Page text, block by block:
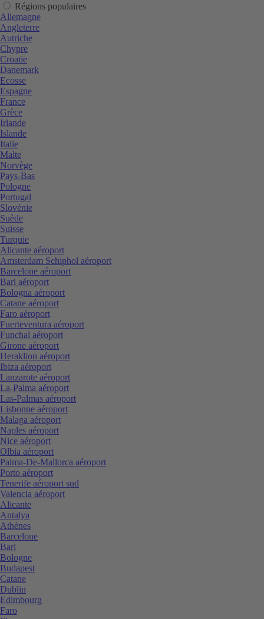
Régions populaires
Allemagne
Angleterre
Autriche
Chypre
Croatie
Danemark
Ecosse
Espagne
France
Grèce
Irlande
Islande
Italie
Malte
Norvège
Pays-Bas
Pologne
Portugal
Slovénie
Suède
Suisse
Turquie
Alicante aéroport
Amsterdam Schiphol aéroport
Barcelone aéroport
Bari aéroport
Bologna aéroport
Catane aéroport
Faro aéroport
Fuerteventura aéroport
Funchal aéroport
Girone aéroport
Heraklion aéroport
Ibiza aéroport
Lanzarote aéroport
La-Palma aéroport
Las-Palmas aéroport
Lisbonne aéroport
Malaga aéroport
Naples aéroport
Nice aéroport
Olbia aéroport
Palma-De-Mallorca aéroport
Porto aéroport
Tenerife aéroport sud
Valencia aéroport
Alicante
Antalya
Athènes
Barcelone
Bari
Bologne
Budapest
Catane
Dublin
Edimbourg
Faro